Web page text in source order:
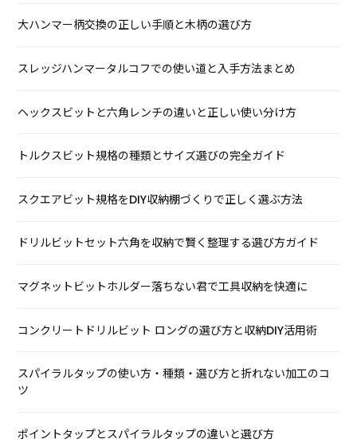
大ハンマー柄交換の正しい手順と木柄の選び方
スレッジハンマータルコフでの使い道と入手方法まとめ
ヘックスビットと六角レンチの違いと正しい使い分け方
トルクスビット規格の種類とサイズ選びの完全ガイド
スクエアビット規格をDIY収納棚づくりで正しく選ぶ方法
ドリルビットセット六角を収納で賢く整理する選び方ガイド
マグネットビットホルダー落ちない君で工具収納を快適に
コンクリートドリルビット ロングの選び方と収納DIY活用術
スパイラルタップの使い方・種類・選び方と折れない加工のコ
ツ
ポイントタップとスパイラルタップの違いと選び方